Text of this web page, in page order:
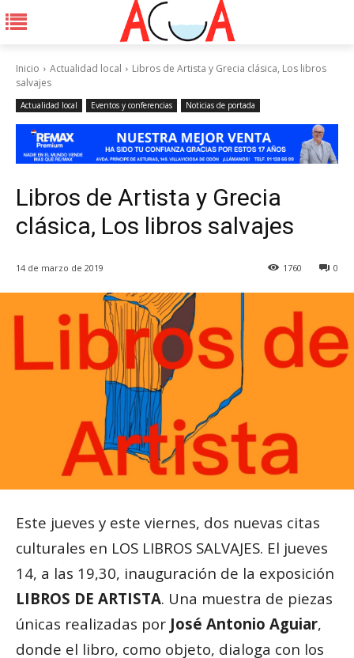
Inicio Actualidad local
Libros de Artista y Grecia clásica, Los libros
salvajes
Actualidad local Eventos y conferencias Noticias de portada
Libros de Artista y Grecia
clásica, Los libros salvajes
14 de marzo de 2019 0
1760
Este jueves y este viernes, dos nuevas citas
culturales en LOS LIBROS SALVAJES. El jueves
14, a las 19,30, inauguración de la exposición
LIBROS DE ARTISTA. Una muestra de piezas
únicas realizadas por José Antonio Aguiar,
donde el libro, como objeto, dialoga con los